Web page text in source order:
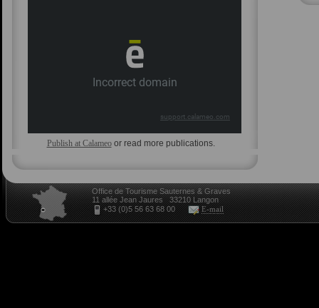
Publish at Calameoor read more publications.
Office de Tourisme Sauternes & Graves
11 allée Jean Jaures 33210 Langon
+33 (0)5 56 63 68 00
E-mail